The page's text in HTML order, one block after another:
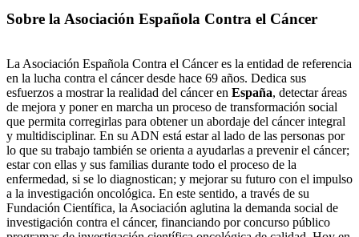
Sobre la Asociación Española Contra el Cáncer
La Asociación Española Contra el Cáncer es la entidad de referencia
en la lucha contra el cáncer desde hace 69 años. Dedica sus
esfuerzos a mostrar la realidad del cáncer en España, detectar áreas
de mejora y poner en marcha un proceso de transformación social
que permita corregirlas para obtener un abordaje del cáncer integral
y multidisciplinar. En su ADN está estar al lado de las personas por
lo que su trabajo también se orienta a ayudarlas a prevenir el cáncer;
estar con ellas y sus familias durante todo el proceso de la
enfermedad, si se lo diagnostican; y mejorar su futuro con el impulso
a la investigación oncológica. En este sentido, a través de su
Fundación Científica, la Asociación aglutina la demanda social de
investigación contra el cáncer, financiando por concurso público